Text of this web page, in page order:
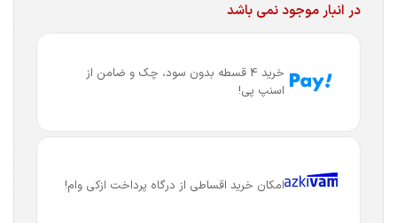
در انبار موجود نمی باشد
خرید 4 قسطه بدون سود، چک و ضامن از
اسنپ پی!
امکان خرید اقساطی از درگاه پرداخت ازکی وام!